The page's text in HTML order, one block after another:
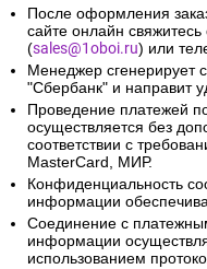
После оформления
сайте онлайн
(sales@1oboi.ru) или
Менеджер
"Сбербанк" и направит
Проведение платежей
осуществляется без
соответствии с
MasterCard, МИР.
Конфиденциальность
информации
Соединение с
информации
использованием